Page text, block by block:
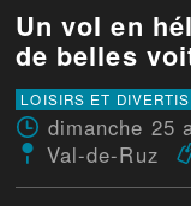
Un vol en
de belles
LOISIRS ET
dimanche 25
Val-de-Ruz